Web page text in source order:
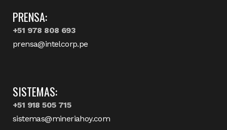
PRENSA:
+51 978 808 693
prensa@intelcorp.pe
SISTEMAS:
+51 918 505 715
sistemas@mineriahoy.com